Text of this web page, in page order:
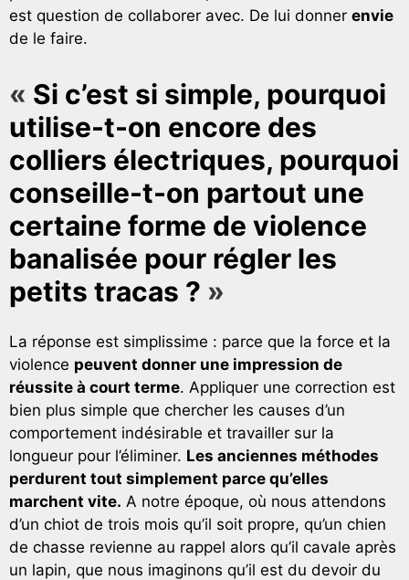
est question de collaborer avec. De lui donner envie
de le faire.
« Si c’est si simple, pourquoi
utilise-t-on encore des
colliers électriques, pourquoi
conseille-t-on partout une
certaine forme de violence
banalisée pour régler les
petits tracas ? »
La réponse est simplissime : parce que la force et la
violence peuvent donner une impression de
réussite à court terme. Appliquer une correction est
bien plus simple que chercher les causes d’un
comportement indésirable et travailler sur la
longueur pour l’éliminer. Les anciennes méthodes
perdurent tout simplement parce qu’elles
marchent vite. A notre époque, où nous attendons
d’un chiot de trois mois qu’il soit propre, qu’un chien
de chasse revienne au rappel alors qu’il cavale après
un lapin, que nous imaginons qu’il est du devoir du